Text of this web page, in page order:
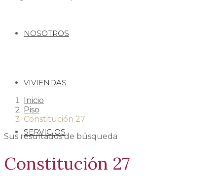
NOSOTROS
VIVIENDAS
SERVICIOS
Inicio
Piso
Constitución 27
Sus resultados de búsqueda
Constitución 27